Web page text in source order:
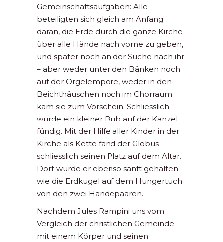
Gemeinschaftsaufgaben: Alle
beteiligten sich gleich am Anfang
daran, die Erde durch die ganze Kirche
über alle Hände nach vorne zu geben,
und später noch an der Suche nach ihr
– aber weder unter den Bänken noch
auf der Orgelempore, weder in den
Beichthäuschen noch im Chorraum
kam sie zum Vorschein. Schliesslich
wurde ein kleiner Bub auf der Kanzel
fündig. Mit der Hilfe aller Kinder in der
Kirche als Kette fand der Globus
schliesslich seinen Platz auf dem Altar.
Dort wurde er ebenso sanft gehalten
wie die Erdkugel auf dem Hungertuch
von den zwei Händepaaren.
Nachdem Jules Rampini uns vom
Vergleich der christlichen Gemeinde
mit einem Körper und seinen